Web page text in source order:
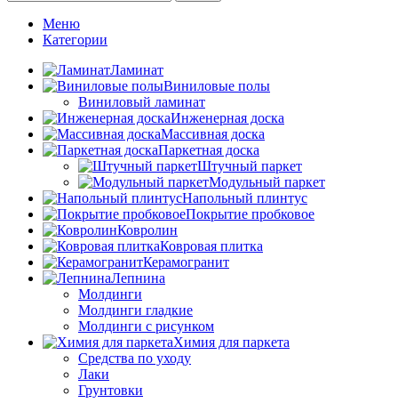
Меню
Категории
Ламинат
Виниловые полы
Виниловый ламинат
Инженерная доска
Массивная доска
Паркетная доска
Штучный паркет
Модульный паркет
Напольный плинтус
Покрытие пробковое
Ковролин
Ковровая плитка
Керамогранит
Лепнина
Молдинги
Молдинги гладкие
Молдинги с рисунком
Химия для паркета
Средства по уходу
Лаки
Грунтовки